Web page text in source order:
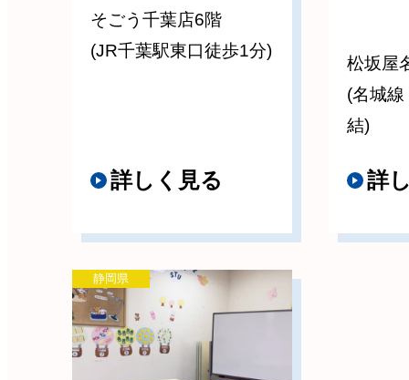
そごう千葉店6階
(JR千葉駅東口徒歩1分)
詳しく見る
松坂屋
(名城
結)
詳
静岡県